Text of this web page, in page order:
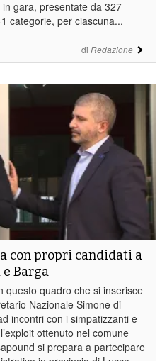
di Redazione
gara, presentate da 327
categorie, per ciascuna...
con propri candidati a
e Barga
questo quadro che si inserisce
Nazionale Simone di
incontri con i simpatizzanti e
ottenuto nel comune
si prepara a partecipare